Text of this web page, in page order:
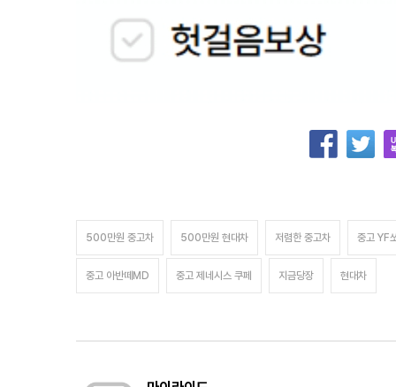
500만원 중고차 500만원 현대차 저렴한 중고차 중고 YF
중고 아반떼MD 중고 제네시스 쿠페 지금당장 현대차